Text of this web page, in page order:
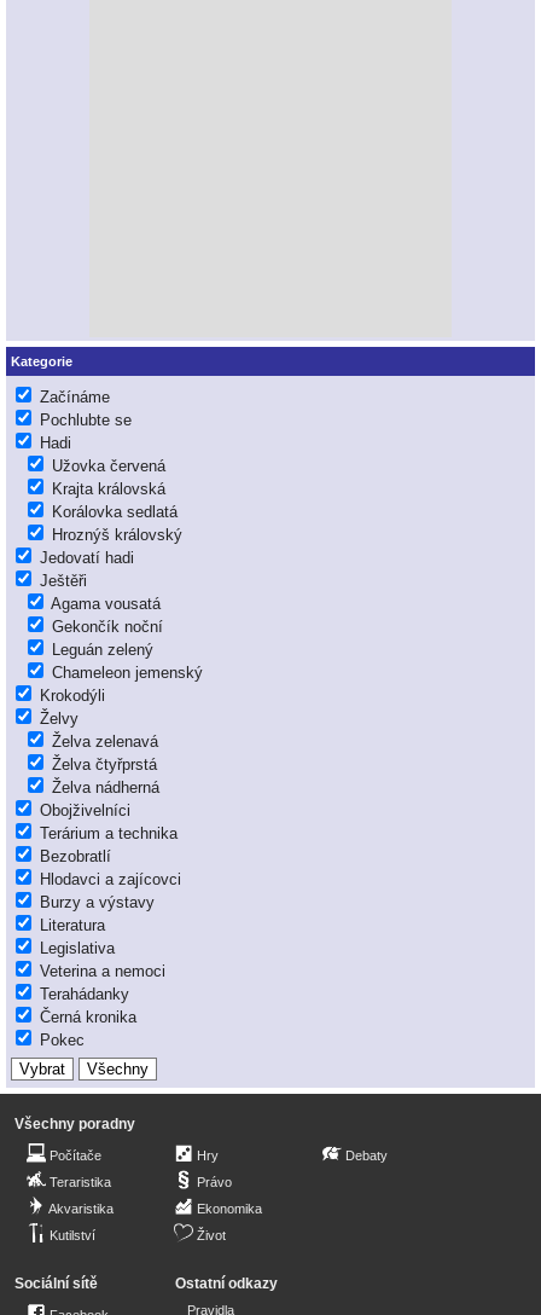
Kategorie
Začínáme
Pochlubte se
Hadi
Užovka červená
Krajta královská
Korálovka sedlatá
Hroznýš královský
Jedovatí hadi
Ještěři
Agama vousatá
Gekončík noční
Leguán zelený
Chameleon jemenský
Krokodýli
Želvy
Želva zelenavá
Želva čtyřprstá
Želva nádherná
Obojživelníci
Terárium a technika
Bezobratlí
Hlodavci a zajícovci
Burzy a výstavy
Literatura
Legislativa
Veterina a nemoci
Terahádanky
Černá kronika
Pokec
Všechny poradny
Počítače
Teraristika
Akvaristika
Kutilství
Hry
Právo
Ekonomika
Život
Debaty
Sociální sítě Ostatní odkazy
Pravidla